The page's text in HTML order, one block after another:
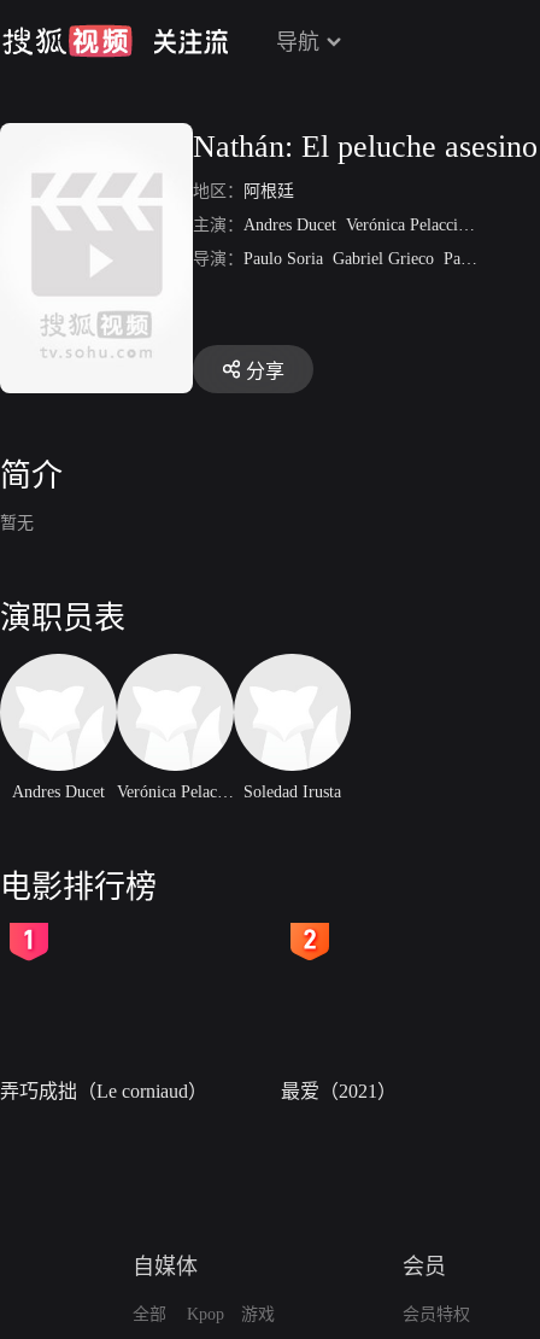
导航
Nathán: El peluche asesino
地区：
阿根廷
主演： Andres Ducet Verónica Pelaccini
导演： Paulo Soria Gabriel Grieco Pablo Pares
分享
简介
暂无
演职员表
Andres Ducet Verónica Pelaccini Soledad Irusta
电影排行榜
弄巧成拙（Le corniaud） 最爱（2021）
自媒体
全部
Kpop
游戏
会员
会员特权